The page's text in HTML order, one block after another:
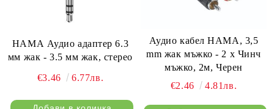
HАМА Аудио адаптер 6.3
мм жак - 3.5 мм жак, стерео
€3.46 6.77лв.
Аудио кабел HAMA, 3,5
mm жак мъжко - 2 x Чинч
мъжко, 2м, Черен
€2.46
4.81лв.